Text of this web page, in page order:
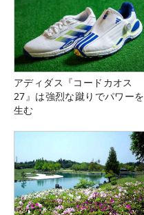
アディダス『コードカオス
27』は強烈な蹴りでパワーを
生む